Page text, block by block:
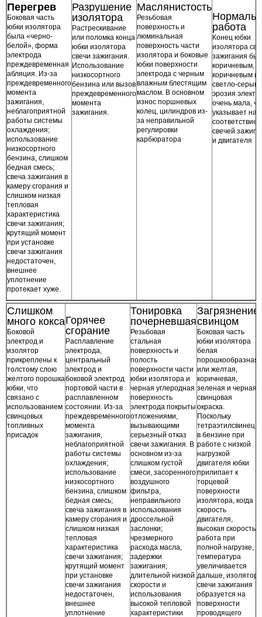
Перегрев
Боковая часть
юбки изолятора
была «черно-
белой», форма
электрода
преждевременная
абляция. Из-за
преждевременного
момента
зажигания,
неблагоприятной
работы системы
охлаждения;
использование
низкосортного
бензина, слишком
бедная смесь;
свеча зажигания в
камеру сгорания и
слишком низкая
тепловая
характеристика
свечи зажигания;
крутящий момент
при установке
свечи зажигания
недостаточен,
внешнее
уплотнение
протекает хуже.
Разрушение
изолятора
Растрескивание
или поломка конца
юбки изолятора
свечи зажигания.
Использование
низкосортного
бензина или вызов
преждевременного
момента
зажигания.
Маслянистость
Резьбовая
поверхность и
люминальная
поверхность части
изолятора и боковые
юбки поверхности
электрода с черным
влажным блестящим
маслом. В основном
износ поршневых
колец, цилиндров из-
за неправильной
регулировки
карбюратора
работа
Конец юбки
изолятора
зажигания был
коричневым,
коричневым
светло-серым,
эрозия
очень мала,
указывает на
соответствие
свечей
и двигателя
Слишком
много кокса
Боковой
электрод и
изолятор
прикреплены к
толстому слою
желтого порошка
юбки, что
связано с
использованием
свинцовых
топливных
присадок
Горячее
сгорание
Расплавление
электрода,
центральный
электрод и
боковой электрод
портовой части в
расплавленном
состоянии. Из-за
преждевременного
момента
зажигания,
неблагоприятной
работы системы
охлаждения;
использование
низкосортного
бензина, слишком
бедная смесь;
свеча зажигания в
камеру сгорания и
слишком низкая
тепловая
характеристика
свечи зажигания;
крутящий момент
при установке
свечи зажигания
недостаточен,
внешнее
уплотнение
Тонировка
почерневшая
Резьбовая
стальная
поверхность и
полость
поверхности части
юбки изолятора и
черная углеродная
поверхность
электрода покрыты
отложениями,
вызывающими
серьезный отказ
свечи зажигания. В
основном из-за
слишком густой
смеси, засоренного
воздушного
фильтра,
неправильного
использования
дроссельной
заслонки;
чрезмерного
расхода масла,
задержки
зажигания;
длительной низкой
скорости и
использования
высокой тепловой
характеристики
Загрязнение
свинцом
Боковая часть
юбки изолятора
белая
порошкообразная
или желтая,
коричневая,
зеленая и черная
свинцовая
окраска.
Поскольку
тетраэтилсвинец
в бензине при
работе с низкой
нагрузкой
двигателя юбки
прилипает к
торцевой
поверхности
изолятора, когда
скорость
двигателя,
высокая скорость,
работа при
полной нагрузке,
температура
увеличивается
дальше, изолятор
свечи зажигания
образуется на
поверхности
проводящего